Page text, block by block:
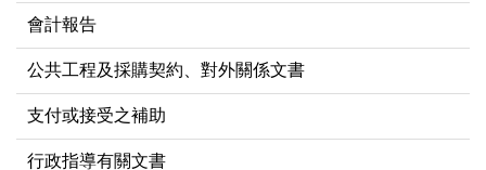
會計報告
公共工程及採購契約、對外關係文書
支付或接受之補助
行政指導有關文書